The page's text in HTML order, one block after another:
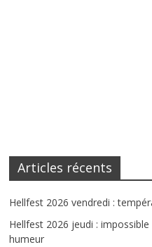
Articles récents
Hellfest 2026 vendredi :
Hellfest 2026 jeudi :
humeur